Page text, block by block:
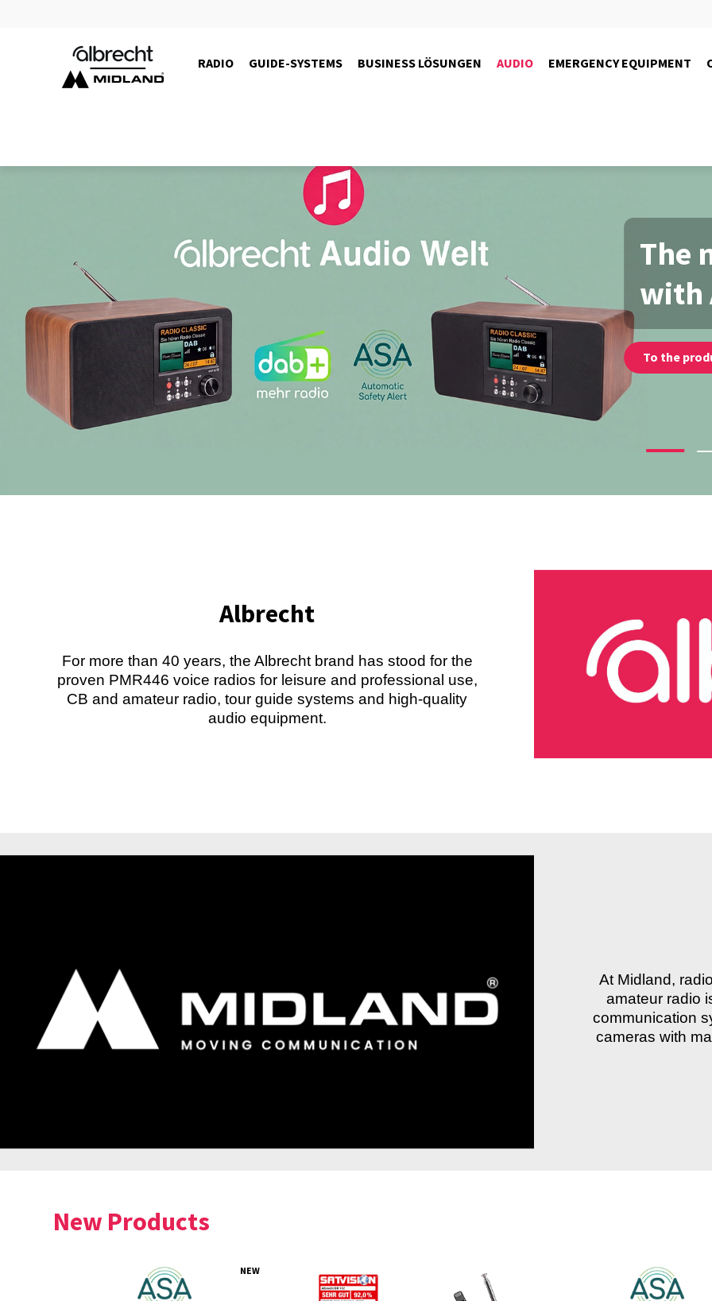
RADIO GUIDE-SYSTEMS BUSINESS LÖSUNGEN AUDIO EMERGENCY EQUIPMENT
The
with
To the
Albrecht
For more than 40 years, the Albrecht brand has stood for the
proven PMR446 voice radios for leisure and professional use,
CB and amateur radio, tour guide systems and high-quality
audio equipment.
At Midland,
amateur radio
communication
cameras with
New Products
NEW
27760 27911